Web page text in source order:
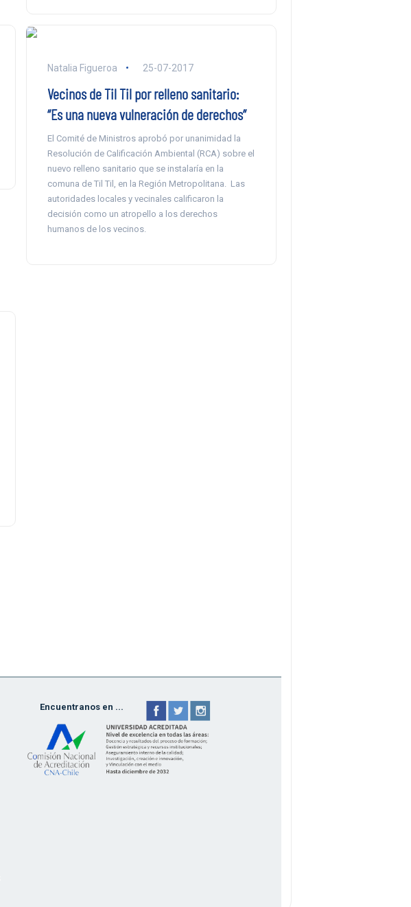
Natalia Figueroa 25-07-2017
Vecinos de Til Til por relleno sanitario:
“Es una nueva vulneración de derechos”
El Comité de Ministros aprobó por unanimidad la
Resolución de Calificación Ambiental (RCA) sobre el
nuevo relleno sanitario que se instalaría en la
comuna de Til Til, en la Región Metropolitana. Las
autoridades locales y vecinales calificaron la
decisión como un atropello a los derechos
humanos de los vecinos.
Encuentranos en ...